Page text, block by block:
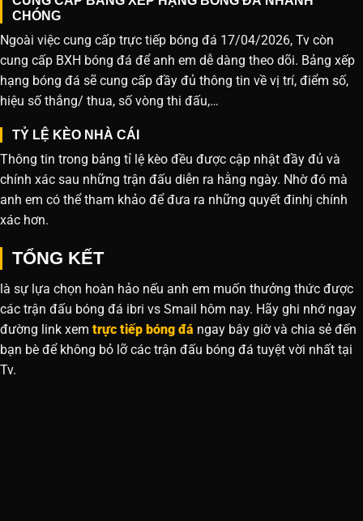
CHÓNG
Ngoài việc cung cấp trực tiếp bóng đá 17/04/2026, Tv còn
cung cấp BXH bóng đá để anh em dễ dàng theo dõi. Bảng xếp
hạng bóng đá sẽ cung cấp đầy đủ thông tin về vị trí, điểm số,
hiệu số thắng/ thua, số vòng thi đấu,…
TỶ LỆ KÈO NHÀ CÁI
Thông tin trong bảng tỉ lệ kèo đều được cập nhật đầy đủ và
chính xác sau những trận đấu diễn ra hằng ngày. Nhờ đó mà
anh em có thể tham khảo để đưa ra những quyết đinhj chính
xác hơn.
TỔNG KẾT
là sự lựa chọn hoàn hảo nếu anh em muốn thưởng thức được
các trận đấu bóng đá ibri vs Smail hôm nay. Hãy ghi nhớ ngay
đường link xem trực tiếp bóng đá ngay bây giờ và chia sẻ đến
bạn bè để không bỏ lỡ các trận đấu bóng đá tuyệt vời nhất tại
Tv.